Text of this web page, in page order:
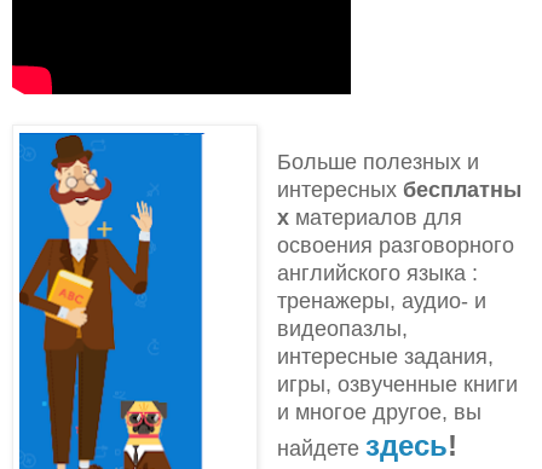
Больше полезных и
интересных бесплатны
хматериалов для
освоения разговорного
английского языка :
тренажеры, аудио- и
видеопазлы,
интересные задания,
игры, озвученные книги
и многое другое, вы
найдете здесь!